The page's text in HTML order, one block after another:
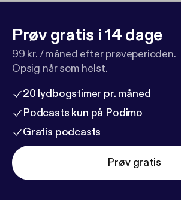
Prøv gratis i 14 dage
99 kr. / måned efter prøveperioden.
Opsig når som helst.
20 lydbogstimer pr. måned
Podcasts kun på Podimo
Gratis podcasts
Prøv gratis